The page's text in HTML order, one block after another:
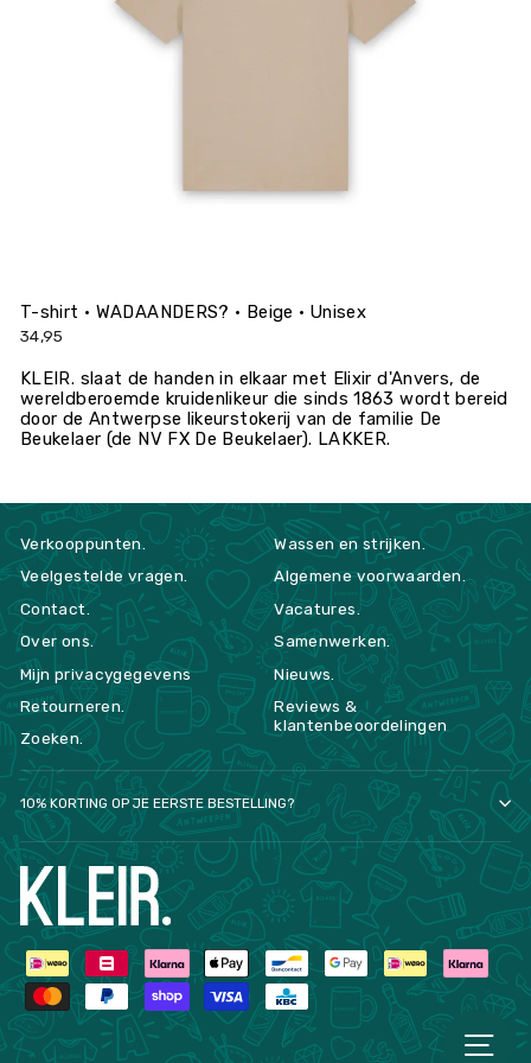
T-shirt • WADAANDERS? • Beige • Unisex
34,95
KLEIR. slaat de handen in elkaar met Elixir d'Anvers, de
wereldberoemde kruidenlikeur die sinds 1863 wordt bereid
door de Antwerpse likeurstokerij van de familie De
Beukelaer (de NV FX De Beukelaer). LAKKER.
Verkooppunten.
Veelgestelde vragen.
Contact.
Over ons.
Mijn privacygegevens
Retourneren.
Zoeken.
Wassen en strijken.
Algemene voorwaarden.
Vacatures.
Samenwerken.
Nieuws.
Reviews &
klantenbeoordelingen
10% KORTING OP JE EERSTE BESTELLING?